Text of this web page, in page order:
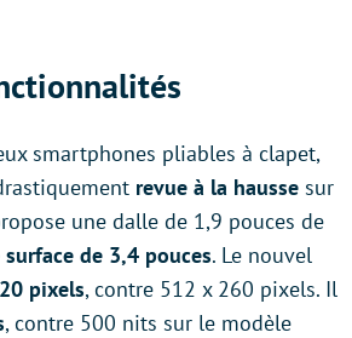
smartphones pliables à clapet,
revue à la hausse sur
une dalle de 1,9 pouces de
surface de 3,4 pouces. Le nouvel
pixels, contre 512 x 260 pixels. Il
, contre 500 nits sur le modèle